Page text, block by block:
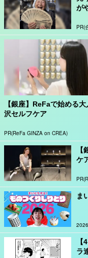
が
PR(
【銀座】ReFaで始める
沢セルフケア
PR(ReFa GINZA on CREA)
ケ
ま
ラ